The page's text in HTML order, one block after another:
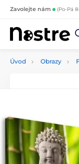
Zavolejte nám (Po-Pá
Úvod Obrazy